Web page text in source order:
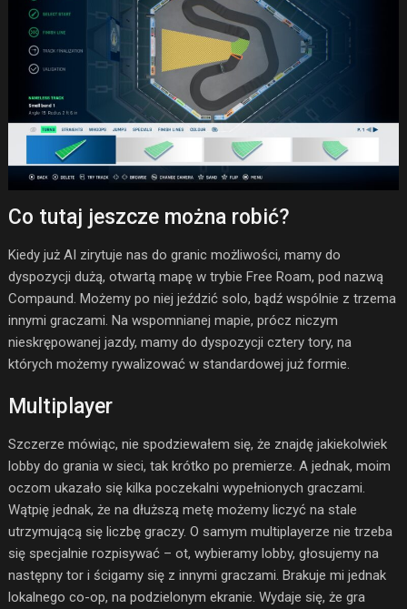
Co tutaj jeszcze można robić?
Kiedy już AI zirytuje nas do granic możliwości, mamy do
dyspozycji dużą, otwartą mapę w trybie Free Roam, pod nazwą
Compaund. Możemy po niej jeździć solo, bądź wspólnie z trzema
innymi graczami. Na wspomnianej mapie, prócz niczym
nieskrępowanej jazdy, mamy do dyspozycji cztery tory, na
których możemy rywalizować w standardowej już formie.
Multiplayer
Szczerze mówiąc, nie spodziewałem się, że znajdę jakiekolwiek
lobby do grania w sieci, tak krótko po premierze. A jednak, moim
oczom ukazało się kilka poczekalni wypełnionych graczami.
Wątpię jednak, że na dłuższą metę możemy liczyć na stale
utrzymującą się liczbę graczy. O samym multiplayerze nie trzeba
się specjalnie rozpisywać – ot, wybieramy lobby, głosujemy na
następny tor i ścigamy się z innymi graczami. Brakuje mi jednak
lokalnego co-op, na podzielonym ekranie. Wydaje się, że gra